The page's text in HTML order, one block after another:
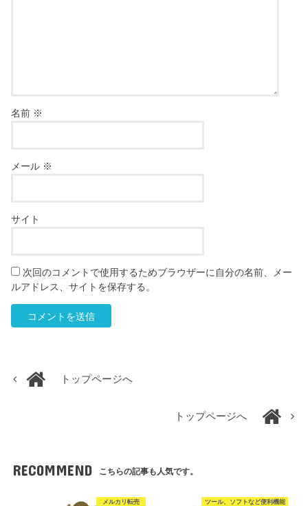
名前 ※
メール ※
サイト
次回のコメントで使用するためブラウザーに自分の名前、メー
ルアドレス、サイトを保存する。
トップページへ
トップページへ
RECOMMEND こちらの記事も人気です。
メルカリ転売 ツール、ソフトなど便利機能